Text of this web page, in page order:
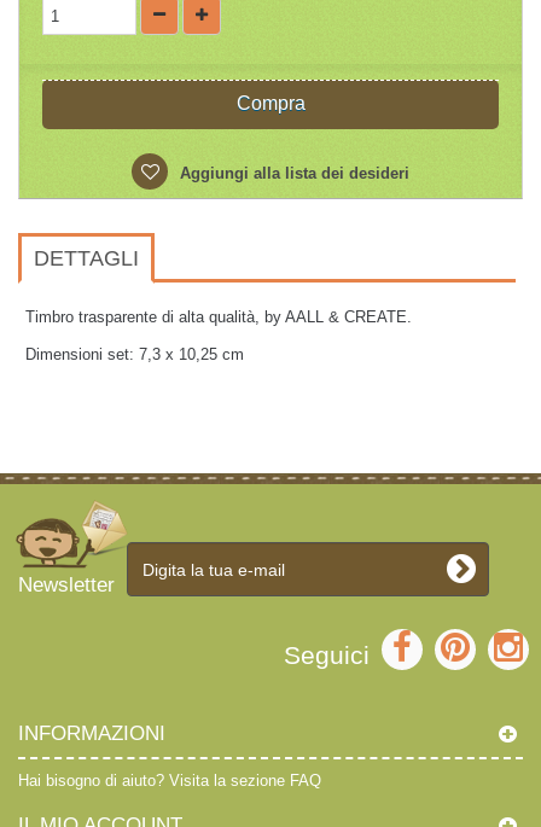
Compra
Aggiungi alla lista dei desideri
DETTAGLI
Timbro trasparente di alta qualità, by AALL & CREATE.
Dimensioni set: 7,3 x 10,25 cm
Newsletter
Seguici
INFORMAZIONI
Hai bisogno di aiuto? Visita la sezione FAQ